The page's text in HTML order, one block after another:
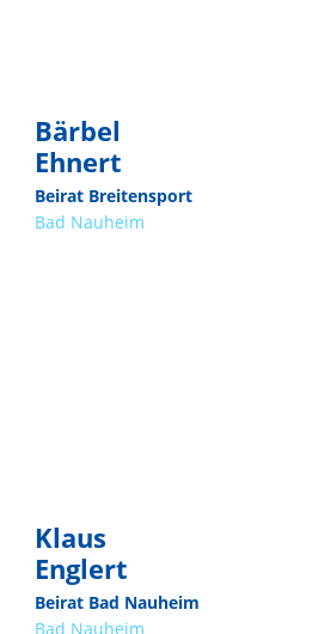
Bärbel
Ehnert
Beirat Breitensport
Bad Nauheim
Klaus
Englert
Beirat Bad Nauheim
Bad Nauheim